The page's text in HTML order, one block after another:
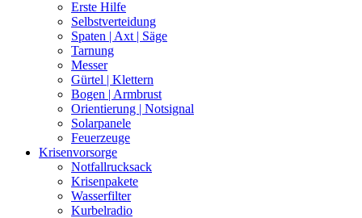
Erste Hilfe
Selbstverteidung
Spaten | Axt | Säge
Tarnung
Messer
Gürtel | Klettern
Bogen | Armbrust
Orientierung | Notsignal
Solarpanele
Feuerzeuge
Krisenvorsorge
Notfallrucksack
Krisenpakete
Wasserfilter
Kurbelradio